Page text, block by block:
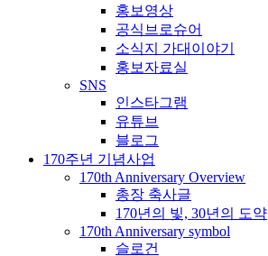
홍보영상
공식브로슈어
소식지 가대이야기
홍보자료실
SNS
인스타그램
유튜브
블로그
170주년 기념사업
170th Anniversary Overview
총장 축사글
170년의 빛, 30년의 도약
170th Anniversary symbol
슬로건